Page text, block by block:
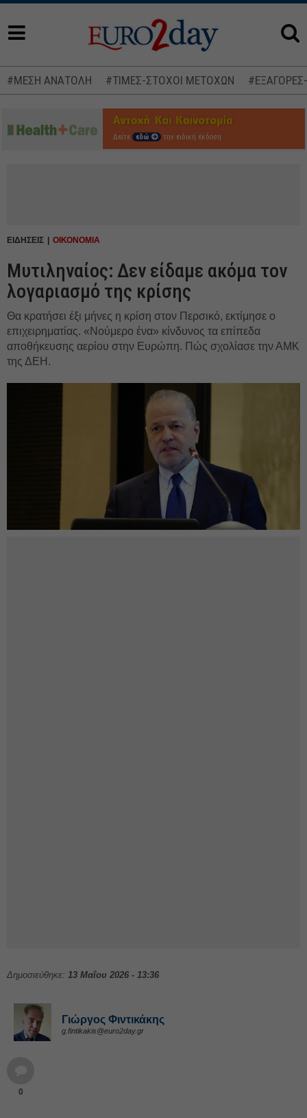
#ΜΕΣΗ ΑΝΑΤΟΛΗ #ΤΙΜΕΣ-ΣΤΟΧΟΙ ΜΕΤΟΧΩΝ
Δείτε εδώ την ειδική έκδοση
ΕΙΔΗΣΕΙΣ ΟΙΚΟΝΟΜΙΑ
Μυτιληναίος: Δεν είδαμε ακόμα τον
λογαριασμό της κρίσης
Θα κρατήσει έξι μήνες η κρίση στον Περσικό, εκτίμησε ο
επιχειρηματίας. «Νούμερο ένα» κίνδυνος τα επίπεδα
αποθήκευσης αερίου στην Ευρώπη. Πώς σχολίασε την ΑΜΚ
της ΔΕΗ.
Δημοσιεύθηκε: 13 Μαΐου 2026 - 13:36
Γιώργος Φιντικάκης
g.fintikakis@euro2day.gr
0